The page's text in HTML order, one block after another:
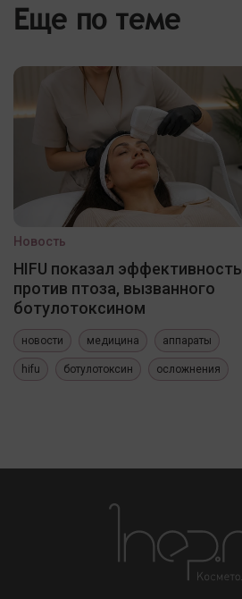
Еще по теме
Новость
HIFU показал эффективность
против птоза, вызванного
ботулотоксином
новости медицина аппараты
hifu ботулотоксин осложнения